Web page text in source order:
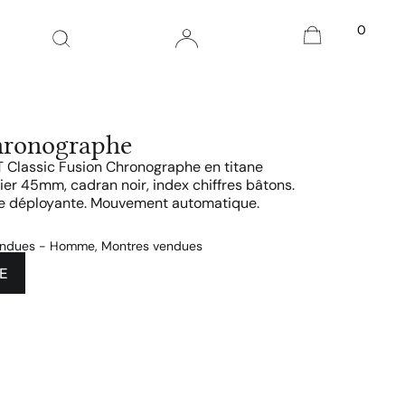
0
Classic Fusion Chronographe en titane
45mm, cadran noir, index chiffres bâtons.
déployante. Mouvement automatique.
- Homme, Montres vendues